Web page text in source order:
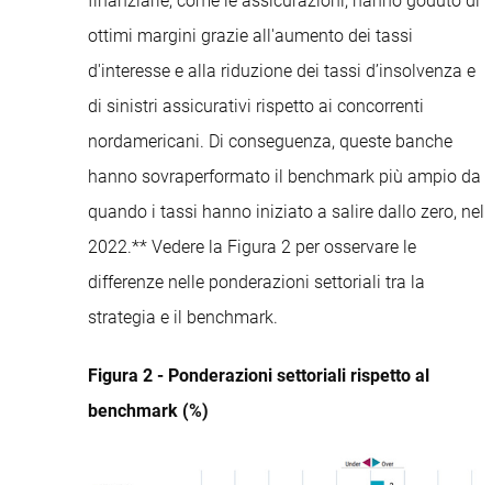
ottimi margini grazie all'aumento dei tassi
d'interesse e alla riduzione dei tassi d’insolvenza e
di sinistri assicurativi rispetto ai concorrenti
nordamericani. Di conseguenza, queste banche
hanno sovraperformato il benchmark più ampio da
quando i tassi hanno iniziato a salire dallo zero, nel
2022.** Vedere la Figura 2 per osservare le
differenze nelle ponderazioni settoriali tra la
strategia e il benchmark.
Figura 2 - Ponderazioni settoriali rispetto al
benchmark (%)